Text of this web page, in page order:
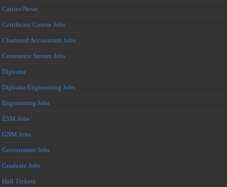
Carrier-News
Certificate Course Jobs
Chartered Accountant Jobs
Commerce Stream Jobs
Diploma
Diploma Engineering Jobs
Engineering Jobs
ESM Jobs
GNM Jobs
Government Jobs
Graduate Jobs
Hall Tickets